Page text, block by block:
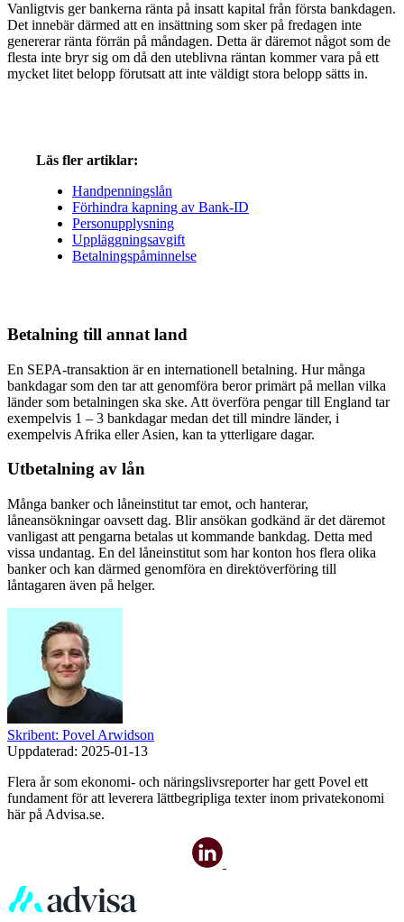
Vanligtvis ger bankerna ränta på insatt kapital från första bankdagen.
Det innebär därmed att en insättning som sker på fredagen inte
genererar ränta förrän på måndagen. Detta är däremot något som de
flesta inte bryr sig om då den uteblivna räntan kommer vara på ett
mycket litet belopp förutsatt att inte väldigt stora belopp sätts in.
Läs fler artiklar:
Handpenningslån
Förhindra kapning av Bank-ID
Personupplysning
Uppläggningsavgift
Betalningspåminnelse
Betalning till annat land
En SEPA-transaktion är en internationell betalning. Hur många
bankdagar som den tar att genomföra beror primärt på mellan vilka
länder som betalningen ska ske. Att överföra pengar till England tar
exempelvis 1 – 3 bankdagar medan det till mindre länder, i
exempelvis Afrika eller Asien, kan ta ytterligare dagar.
Utbetalning av lån
Många banker och låneinstitut tar emot, och hanterar,
låneansökningar oavsett dag. Blir ansökan godkänd är det däremot
vanligast att pengarna betalas ut kommande bankdag. Detta med
vissa undantag. En del låneinstitut som har konton hos flera olika
banker och kan därmed genomföra en direktöverföring till
låntagaren även på helger.
Skribent: Povel Arwidson
Uppdaterad: 2025-01-13
Flera år som ekonomi- och näringslivsreporter har gett Povel ett
fundament för att leverera lättbegripliga texter inom privatekonomi
här på Advisa.se.